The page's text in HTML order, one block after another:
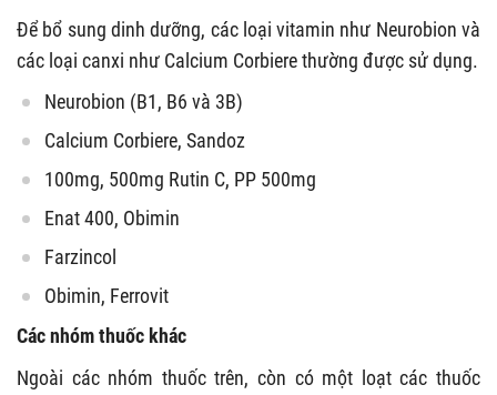
Để bổ sung dinh dưỡng, các loại vitamin như Neurobion và
các loại canxi như Calcium Corbiere thường được sử dụng.
Neurobion (B1, B6 và 3B)
Calcium Corbiere, Sandoz
100mg, 500mg Rutin C, PP 500mg
Enat 400, Obimin
Farzincol
Obimin, Ferrovit
Các nhóm thuốc khác
Ngoài các nhóm thuốc trên, còn có một loạt các thuốc